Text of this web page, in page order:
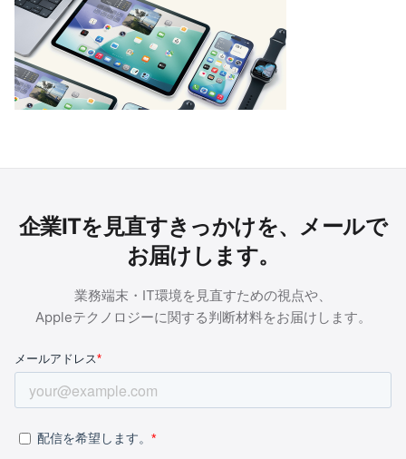
企業ITを見直すきっかけを、メールで
お届けします。
業務端末・IT環境を見直すための視点や、
Appleテクノロジーに関する判断材料をお届けします。